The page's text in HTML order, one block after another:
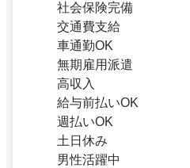
社会保険完備
交通費支給
車通勤OK
無期雇用派遣
高収入
給与前払いOK
週払いOK
土日休み
男性活躍中